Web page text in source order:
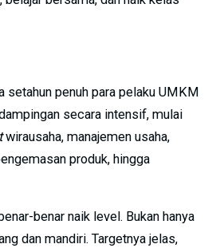
setahun penuh para pelaku UMKM
secara intensif, mulai
wirausaha, manajemen usaha,
produk, hingga
benar naik level. Bukan hanya
dan mandiri. Targetnya jelas,